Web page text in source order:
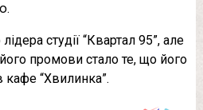
студії “Квартал 95”, але
промови стало те, що його
кафе “Хвилинка”.